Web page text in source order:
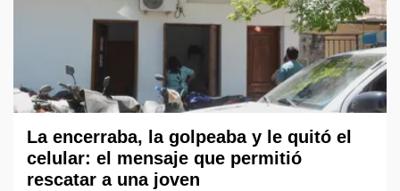
La encerraba, la golpeaba y le quitó el
celular: el mensaje que permitió
rescatar a una joven